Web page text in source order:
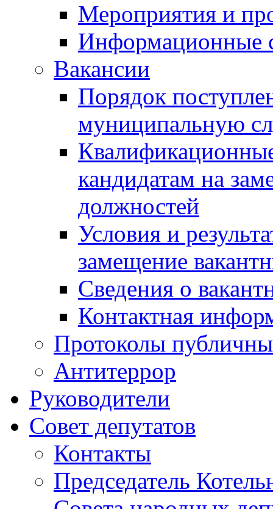
Мероприятия и
Информационные
Вакансии
Порядок
муниципальную
кандидатам на
должностей
Условия и
замещение
Сведения о
Контактная
Протоколы
Антитеррор
Руководители
Совет депутатов
Контакты
Председатель